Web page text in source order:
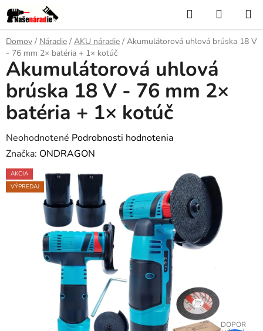
Prejsť
na
obsah
Hľadať
KOŠÍK
Domov / Náradie / AKU náradie / Akumulátorová uhlová brúska 18 V
- 76 mm 2× batéria + 1× kotúč
Akumulátorová uhlová
brúska 18 V - 76 mm 2×
batéria + 1× kotúč
Priemerné
hodnotenie
produktu
je
hviezdičiek.
Neohodnotené Podrobnosti hodnotenia
Značka: ONDRAGON
AKCIA
VÝPREDAJ